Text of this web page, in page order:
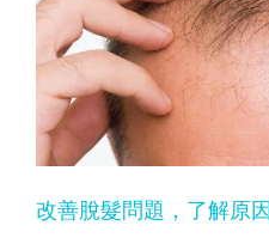
改善脫髮問題，了解原